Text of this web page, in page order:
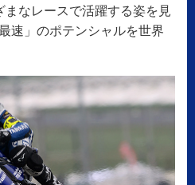
まなレースで活躍する姿を見
速」のポテンシャルを世界